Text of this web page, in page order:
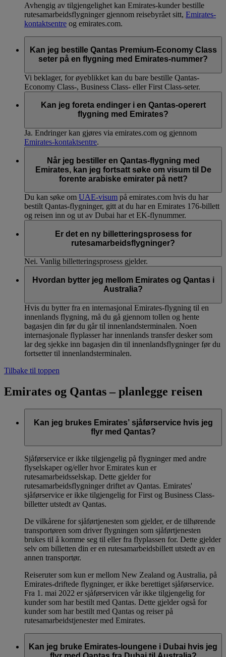
Avhengig av tilgjengelighet kan Emirates-kunder bestille
rutesamarbeidsflygninger gjennom reisebyrået sitt, Emirates-
kontaktsentre og emirates.com.
Kan jeg bestille Qantas Premium-Economy Class
seter på en flygning med Emirates-nummer?
Vi beklager, for øyeblikket kan du bare bestille Qantas-
Economy Class-, Business Class- eller First Class-seter.
Kan jeg foreta endinger i en Qantas-operert
flygning med Emirates?
Ja. Endringer kan gjøres via emirates.com og gjennom
Emirates-kontaktsentre.
Når jeg bestiller en Qantas-flygning med
Emirates, kan jeg fortsatt søke om visum til De
forente arabiske emirater på nett?
Du kan søke om UAE-visum på emirates.com hvis du har
bestilt Qantas-flygninger, gitt at du har en Emirates 176-billett
og reisen inn og ut av Dubai har et EK-flynummer.
Er det en ny billetteringsprosess for
rutesamarbeidsflygninger?
Nei. Vanlig billetteringsprosess gjelder.
Hvordan bytter jeg mellom Emirates og Qantas i
Australia?
Hvis du bytter fra en internasjonal Emirates-flygning til en
innenlands flygning, må du gå gjennom tollen og hente
bagasjen din før du går til innenlandsterminalen. Noen
internasjonale flyplasser har innenlands transfer desker som
lar deg sjekke inn bagasjen din til innenlandsflygninger før du
fortsetter til innenlandsterminalen.
Tilbake til toppen
Emirates og Qantas – planlegge reisen
Kan jeg brukes Emirates’ sjåførservice hvis jeg
flyr med Qantas?
Sjåførservice er ikke tilgjengelig på flygninger med andre
flyselskaper og/eller hvor Emirates kun er
rutesamarbeidsselskap. Dette gjelder for
rutesamarbeidsflygninger driftet av Qantas. Emirates'
sjåførservice er ikke tilgjengelig for First og Business Class-
billetter utstedt av Qantas.
De vilkårene for sjåførtjenesten som gjelder, er de tilhørende
transportøren som driver flygningen som sjåførtjenesten
brukes til å komme seg til eller fra flyplassen for. Dette gjelder
selv om billetten din er en rutesamarbeidsbillett utstedt av en
annen transportør.
Reiseruter som kun er mellom New Zealand og Australia, på
Emirates-driftede flygninger, er ikke berettiget sjåførservice.
Fra 1. mai 2022 er sjåførservicen vår ikke tilgjengelig for
kunder som har bestilt med Qantas. Dette gjelder også for
kunder som har bestilt med Qantas og reiser på
rutesamarbeidstjenester med Emirates.
Kan jeg bruke Emirates-loungene i Dubai hvis jeg